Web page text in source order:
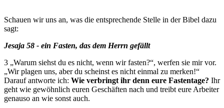
Schauen wir uns an, was die entsprechende Stelle in der Bibel dazu
sagt:
Jesaja 58 - ein Fasten, das dem Herrn gefällt
3 „Warum siehst du es nicht, wenn wir fasten?“, werfen sie mir vor.
„Wir plagen uns, aber du scheinst es nicht einmal zu merken!“
Darauf antworte ich: Wie verbringt ihr denn eure Fastentage? Ihr
geht wie gewöhnlich euren Geschäften nach und treibt eure Arbeiter
genauso an wie sonst auch.